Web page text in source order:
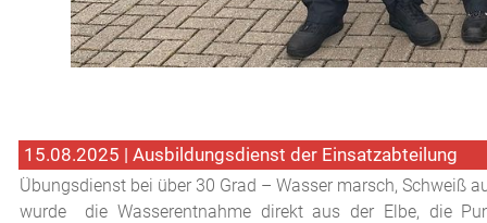
15.08.2025 | Ausbildungsdienst der Einsatzabteilung
Übungsdienst bei über 30 Grad – Wasser marsch, Schweiß
wurde die Wasserentnahme direkt aus der Elbe, die